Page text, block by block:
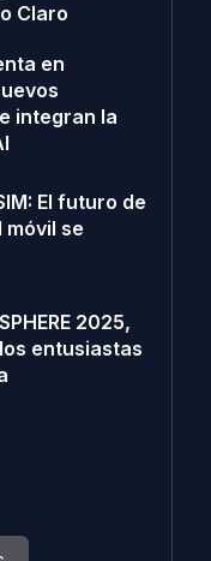
Claro
en
integran la
El futuro de
se
2025,
entusiastas